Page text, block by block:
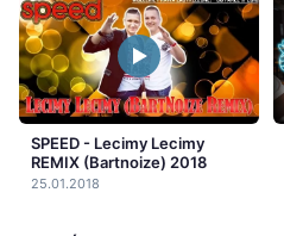
SPEED - Lecimy Lecimy
REMIX (Bartnoize) 2018
25.01.2018